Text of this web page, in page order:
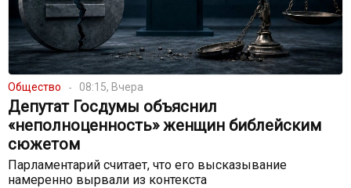
Общество 08:15, Вчера
Депутат Госдумы объяснил
«неполноценность» женщин библейским
сюжетом
Парламентарий считает, что его высказывание
намеренно вырвали из контекста